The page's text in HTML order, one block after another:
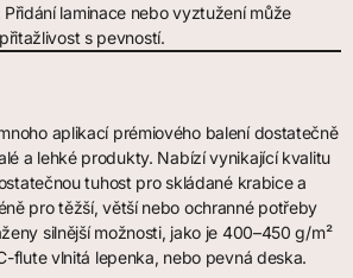
laminace nebo vyztužení může
s pevností.
aplikací prémiového balení dostatečně
a lehké produkty. Nabízí vynikající kvalitu
tuhost pro skládané krabice a
pro těžší, větší nebo ochranné potřeby
silnější možnosti, jako je 400–450 g/m²
flute vlnitá lepenka, nebo pevná deska.